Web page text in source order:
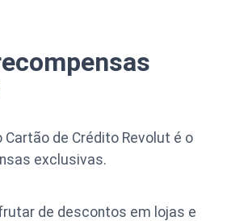
de Crédito Revolut é o
exclusivas.
de descontos em lojas e